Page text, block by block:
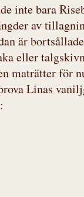
inte bara
av
är
eller
maträtter för
Linas